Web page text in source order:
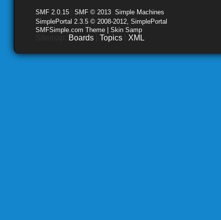
SMF 2.0.15 SMF © 2013 Simple Machines
SimplePortal 2.3.5 © 2008-2012, SimplePortal
SMFSimple.com Theme | Skin Samp
Boards Topics XML